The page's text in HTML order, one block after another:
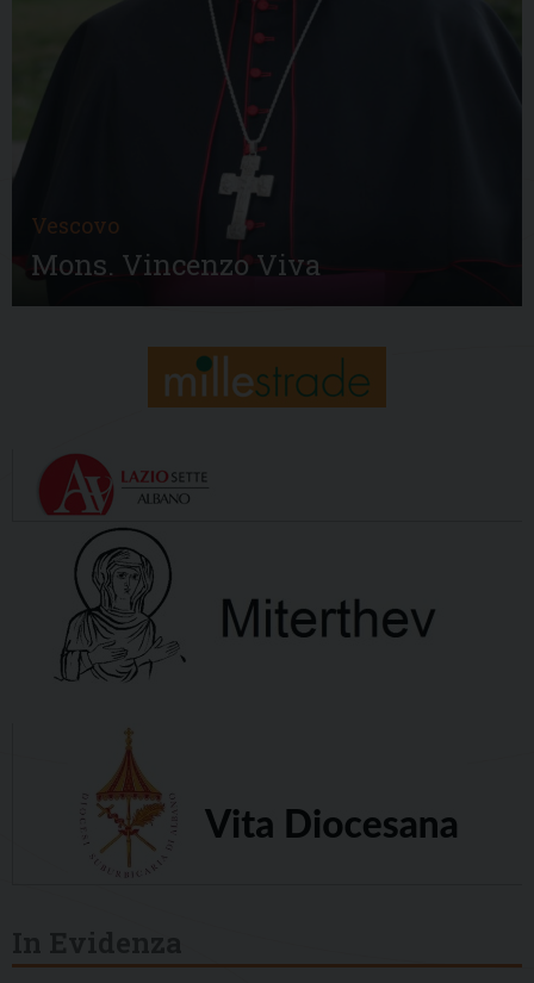
Vescovo
Mons. Vincenzo Viva